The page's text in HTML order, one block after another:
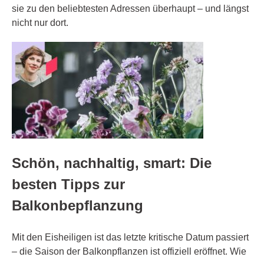
sie zu den beliebtesten Adressen überhaupt – und längst
nicht nur dort.
Schön, nachhaltig, smart: Die
besten Tipps zur
Balkonbepflanzung
Mit den Eisheiligen ist das letzte kritische Datum passiert
– die Saison der Balkonpflanzen ist offiziell eröffnet. Wie